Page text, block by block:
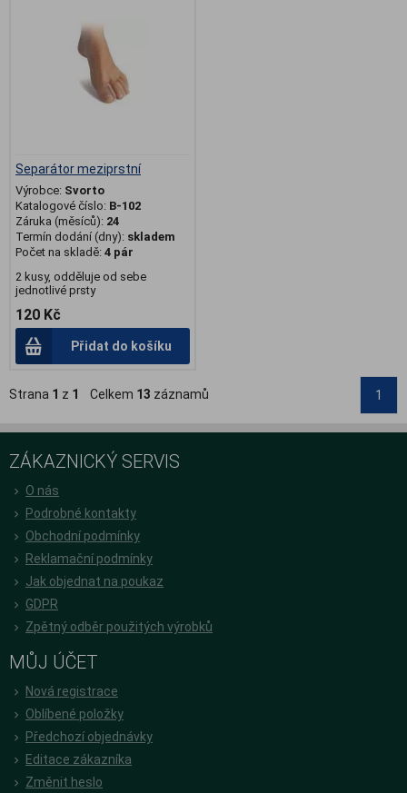
Separátor meziprstní
Výrobce: Svorto
Katalogové číslo: B-102
Záruka (měsíců): 24
Termín dodání (dny): skladem
Počet na skladě: 4 pár
2 kusy, odděluje od sebe
jednotlivé prsty
120 Kč
Přidat do košíku
Strana 1 z 1 Celkem 13 záznamů 1
ZÁKAZNICKÝ SERVIS
O nás
Podrobné kontakty
Obchodní podmínky
Reklamační podmínky
Jak objednat na poukaz
GDPR
Zpětný odběr použitých výrobků
MŮJ ÚČET
Nová registrace
Oblíbené položky
Předchozí objednávky
Editace zákazníka
Změnit heslo